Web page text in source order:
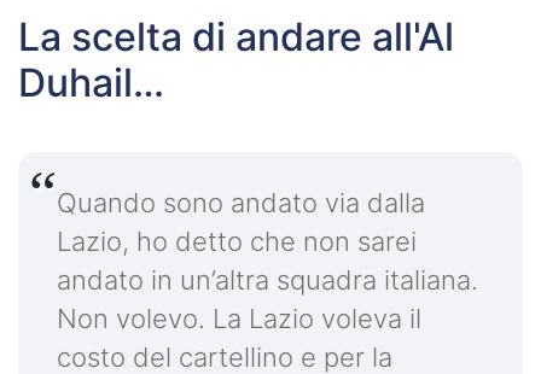
La scelta di andare all'Al
Duhail…
Quando sono andato via dalla
Lazio, ho detto che non sarei
andato in un’altra squadra italiana.
Non volevo. La Lazio voleva il
costo del cartellino e per la